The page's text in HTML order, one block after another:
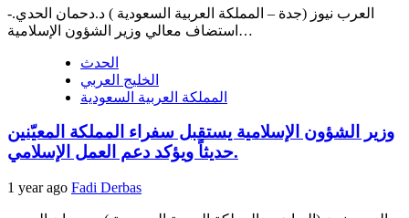
العرب نيوز (جدة – المملكة العربية السعودية ) د.دحمان الحدي.-
استضاف معالي وزير الشؤون الإسلامية…
الحدث
الخليج العربي
المملكة العربية السعودية
وزير الشؤون الإسلامية يستقبل سفراء المملكة المعيّنين
حديثاً ويؤكد دعم العمل الإسلامي.
1 year ago Fadi Derbas